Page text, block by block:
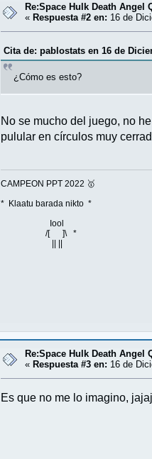
Re:Space Hulk Death Angel
« Respuesta #2 en: 16 de
Cita de: pablostats en 16 de
¿Cómo es esto?
No se mucho del juego, no
pulular en círculos muy
CAMPEON PPT 2022 🥇
* Klaatu barada nikto *
Iool
/[ ]\ *
|| ||
Re:Space Hulk Death Angel
« Respuesta #3 en: 16 de
Es que no me lo imagino,